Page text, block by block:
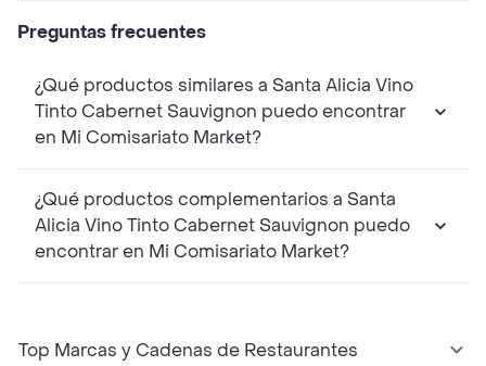
Preguntas frecuentes
¿Qué productos similares a Santa Alicia Vino
Tinto Cabernet Sauvignon puedo encontrar
en Mi Comisariato Market?
¿Qué productos complementarios a Santa
Alicia Vino Tinto Cabernet Sauvignon puedo
encontrar en Mi Comisariato Market?
Top Marcas y Cadenas de Restaurantes